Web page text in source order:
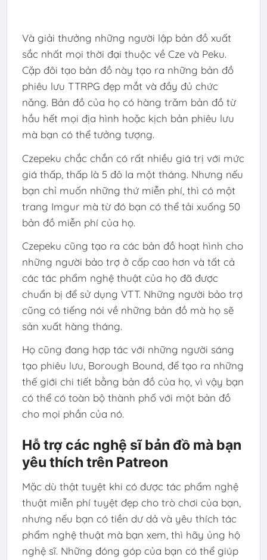
Và giải thưởng những người lập bản đồ xuất
sắc nhất mọi thời đại thuộc về Cze và Peku.
Cặp đôi tạo bản đồ này tạo ra những bản đồ
phiêu lưu TTRPG đẹp mắt và đầy đủ chức
năng. Bản đồ của họ có hàng trăm bản đồ từ
hầu hết mọi địa hình hoặc kịch bản phiêu lưu
mà bạn có thể tưởng tượng.
Czepeku chắc chắn có rất nhiều giá trị với mức
giá thấp, thấp là 5 đô la một tháng. Nhưng nếu
bạn chỉ muốn những thứ miễn phí, thì có một
trang Imgur mà từ đó bạn có thể tải xuống 50
bản đồ miễn phí của họ.
Czepeku cũng tạo ra các bản đồ hoạt hình cho
những người bảo trợ ở cấp cao hơn và tất cả
các tác phẩm nghệ thuật của họ đã được
chuẩn bị để sử dụng VTT. Những người bảo trợ
cũng có tiếng nói về những bản đồ mà họ sẽ
sản xuất hàng tháng.
Họ cũng đang hợp tác với những người sáng
tạo phiêu lưu, Borough Bound, để tạo ra những
thế giới chi tiết bằng bản đồ của họ, vì vậy bạn
có thể có toàn bộ thành phố với một bản đồ
cho mọi phần của nó.
Hỗ trợ các nghệ sĩ bản đồ mà bạn
yêu thích trên Patreon
Mặc dù thật tuyệt khi có được tác phẩm nghệ
thuật miễn phí tuyệt đẹp cho trò chơi của bạn,
nhưng nếu bạn có tiền dư dả và yêu thích tác
phẩm nghệ thuật mà bạn xem, thì hãy ủng hộ
nghệ sĩ. Những đóng góp của bạn có thể giúp